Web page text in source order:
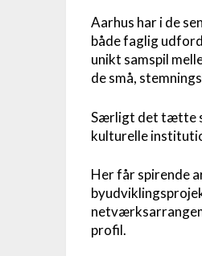
Aarhus har i de
både faglig
unikt samspil
de små,
Særligt det tætte
kulturelle
Her får spirende
profil.